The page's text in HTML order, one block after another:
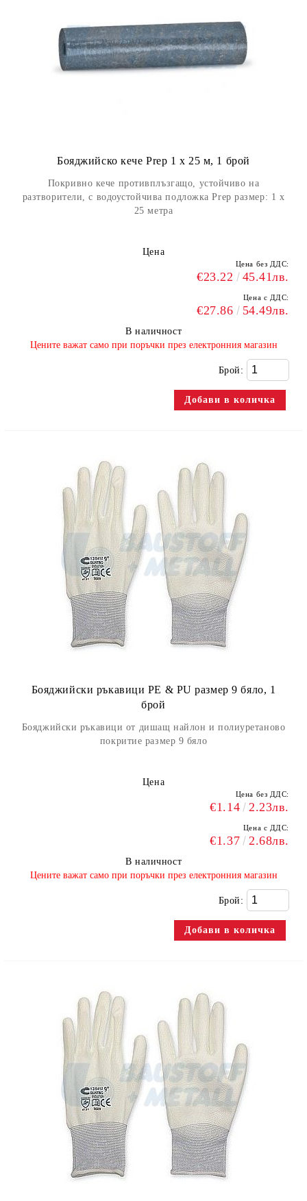
Бояджийско кече Prep 1 х 25 м, 1 брой
Покривно кече противплъзгащо, устойчиво на
разтворители, с водоустойчива подложка Prep размер: 1 х
25 метра
Цена
Цена без ДДС:
€23.22 45.41лв.
Цена с ДДС:
€27.86 54.49лв.
В наличност
​Цените важат само при поръчки през електронния магазин
Брой:
Бояджийски ръкавици PE & PU размер 9 бяло, 1
брой
Бояджийски ръкавици от дишащ найлон и полиуретаново
покритие размер 9 бяло
Цена
Цена без ДДС:
€1.14 2.23лв.
Цена с ДДС:
€1.37 2.68лв.
В наличност
​Цените важат само при поръчки през електронния магазин
Брой: